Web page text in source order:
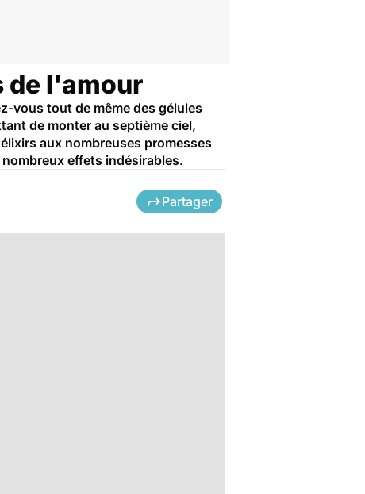
de l'amour
vous tout de même des gélules
de monter au septième ciel,
aux nombreuses promesses
effets indésirables.
Partager